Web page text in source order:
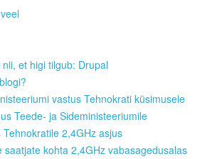
et higi tilgub: Drupal
vastus Tehnokrati küsimusele
Teede- ja Sideministeeriumile
2,4GHz asjus
saatjate kohta 2,4GHz vabasagedusalas